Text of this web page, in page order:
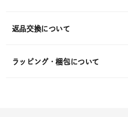
返品交換について
ラッピング・梱包について